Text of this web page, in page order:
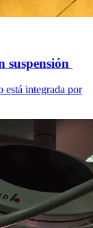
suspensión
está integrada por